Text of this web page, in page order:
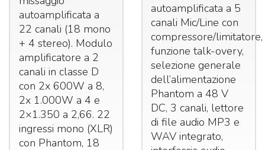
autoamplificata a
22 canali (18 mono
+ 4 stereo). Modulo
amplificatore a 2
canali in classe D
con 2x 600W a 8,
2x 1.000W a 4 e
2×1.350 a 2,66. 22
ingressi mono (XLR)
con Phantom, 18
autoamplificata a 5
canali Mic/Line con
compressore/limitatore,
funzione talk-overy,
selezione generale
dell’alimentazione
Phantom a 48 V
DC, 3 canali, lettore
di file audio MP3 e
WAV integrato,